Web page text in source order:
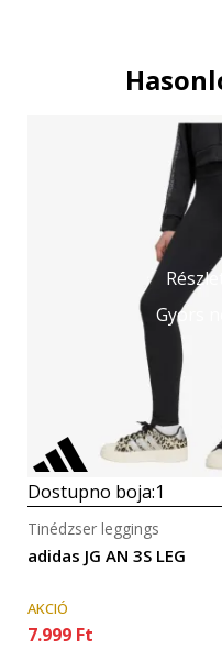
Gyors
Dostupno boja:1
adidas JG AN 3S LEG
Tinédzser leggings
AKCIÓ
7.999 Ft